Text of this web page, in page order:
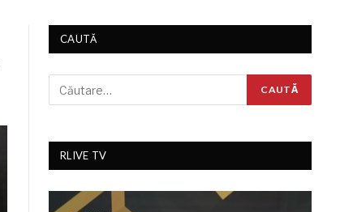
CAUTĂ
RLIVE TV